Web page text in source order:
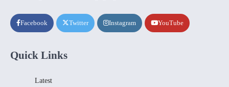
Facebook Twitter Instagram YouTube
Quick Links
Latest